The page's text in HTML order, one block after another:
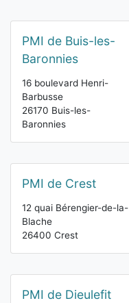
PMI de Buis-les-
Baronnies
16 boulevard Henri-
Barbusse
26170 Buis-les-
Baronnies
PMI de Crest
12 quai Bérengier-de-la-
Blache
26400 Crest
PMI de Dieulefit